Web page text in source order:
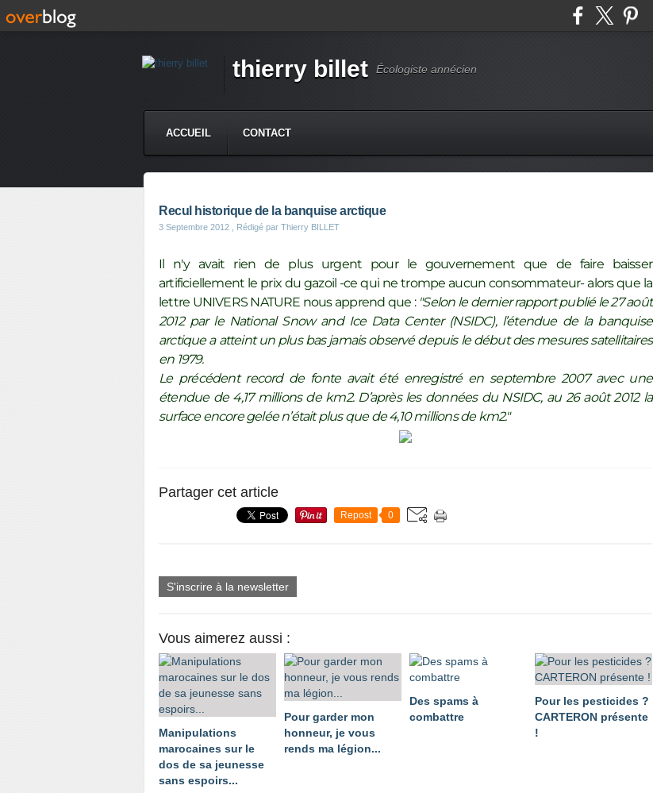
thierry billet Écologiste annécien
ACCUEIL CONTACT
Recul historique de la banquise arctique
3 Septembre 2012 , Rédigé par Thierry BILLET
Il n'y avait rien de plus urgent pour le gouvernement que de faire baisser
artificiellement le prix du gazoil -ce qui ne trompe aucun consommateur- alors que la
lettre UNIVERS NATURE nous apprend que : "Selon le dernier rapport publié le 27 août
2012 par le National Snow and Ice Data Center (NSIDC), l’étendue de la banquise
arctique a atteint un plus bas jamais observé depuis le début des mesures satellitaires
en 1979.
Le précédent record de fonte avait été enregistré en septembre 2007 avec une
étendue de 4,17 millions de km2. D’après les données du NSIDC, au 26 août 2012 la
surface encore gelée n’était plus que de 4,10 millions de km2."
Partager cet article
Repost 0
S'inscrire à la newsletter
Vous aimerez aussi :
Manipulations
marocaines sur le
dos de sa jeunesse
sans espoirs...
Pour garder mon
honneur, je vous
rends ma légion...
Des spams à
combattre
Pour les pesticides ?
CARTERON présente
!